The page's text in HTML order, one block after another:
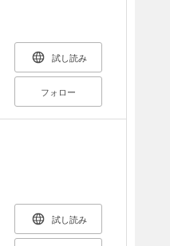
試し読み
フォロー
試し読み